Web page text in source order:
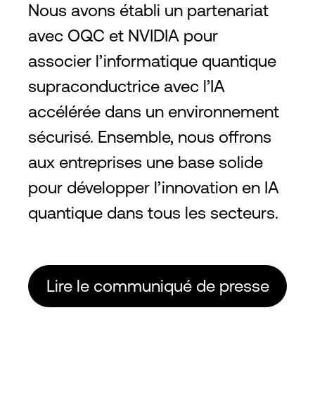
Nous avons établi un partenariat
avec OQC et NVIDIA pour
associer l’informatique quantique
supraconductrice avec l’IA
accélérée dans un environnement
sécurisé. Ensemble, nous offrons
aux entreprises une base solide
pour développer l’innovation en IA
quantique dans tous les secteurs.
Lire le communiqué de presse